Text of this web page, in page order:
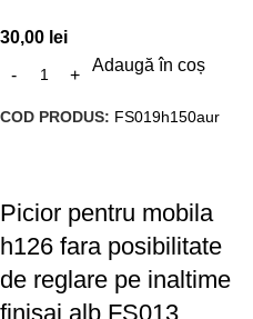
30,00 lei
Adaugă în coș
COD PRODUS: FS019h150aur
Picior pentru mobila
h126 fara posibilitate
de reglare pe inaltime
finisaj alb FS013